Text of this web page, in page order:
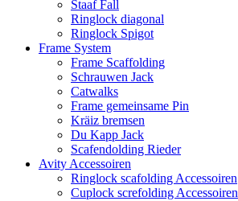
Staaf Fall
Ringlock diagonal
Ringlock Spigot
Frame System
Frame Scaffolding
Schrauwen Jack
Catwalks
Frame gemeinsame Pin
Kräiz bremsen
Du Kapp Jack
Scafendolding Rieder
Avity Accessoiren
Ringlock scafolding Accessoiren
Cuplock screfolding Accessoiren